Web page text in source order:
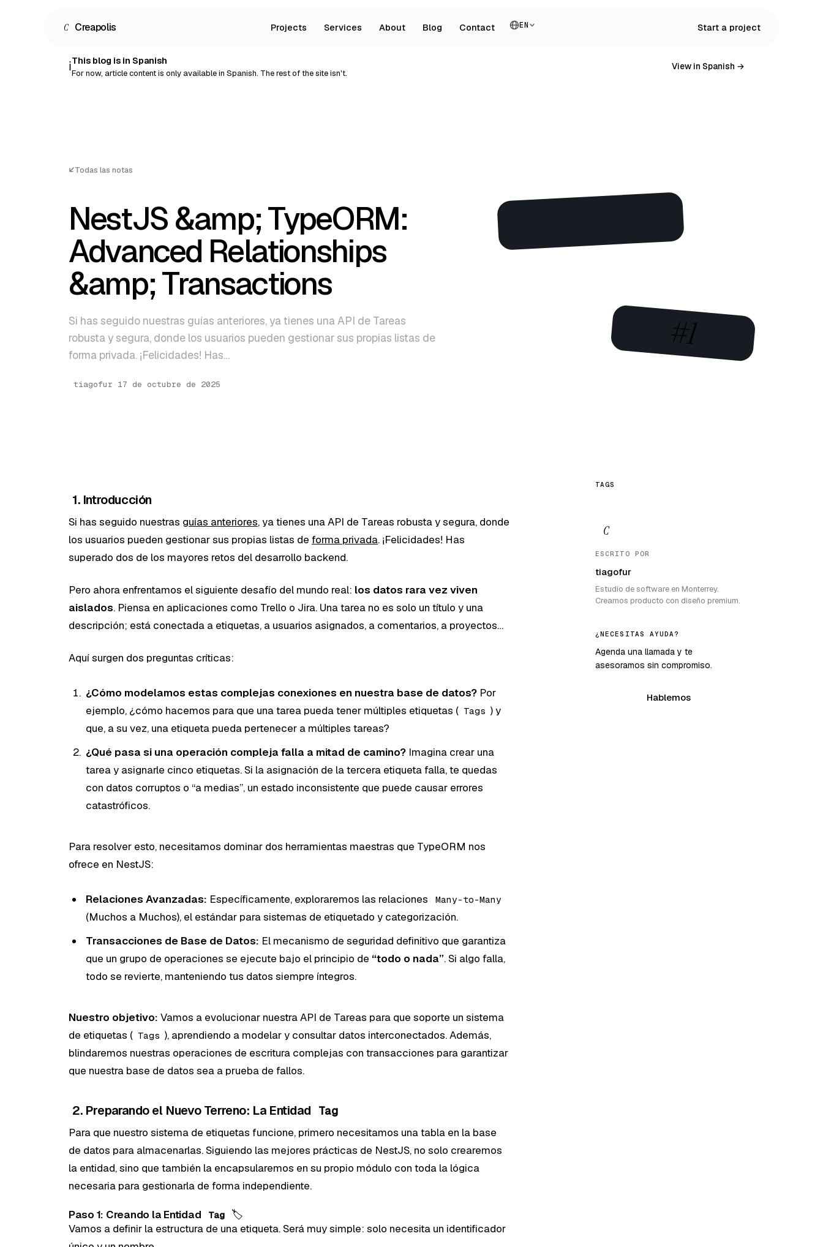
C Creapolis Projects Services About Blog Contact EN Start a project
ℹ️This blog is in Spanish
For now, article content is only available in Spanish. The rest of the site isn't.
View in Spanish →
Todas las notas
NestJS &amp; TypeORM:
Advanced Relationships
&amp; Transactions
Si has seguido nuestras guías anteriores, ya tienes una API de Tareas
robusta y segura, donde los usuarios pueden gestionar sus propias listas de
forma privada. ¡Felicidades! Has…
tiagofur · 17 de octubre de 2025
#1
1. Introducción
Si has seguido nuestras guías anteriores, ya tienes una API de Tareas robusta y segura, donde
los usuarios pueden gestionar sus propias listas de forma privada. ¡Felicidades! Has
superado dos de los mayores retos del desarrollo backend.
Pero ahora enfrentamos el siguiente desafío del mundo real: los datos rara vez viven
aislados. Piensa en aplicaciones como Trello o Jira. Una tarea no es solo un título y una
descripción; está conectada a etiquetas, a usuarios asignados, a comentarios, a proyectos…
Aquí surgen dos preguntas críticas:
¿Cómo modelamos estas complejas conexiones en nuestra base de datos? Por
ejemplo, ¿cómo hacemos para que una tarea pueda tener múltiples etiquetas ( Tags ) y
que, a su vez, una etiqueta pueda pertenecer a múltiples tareas?
¿Qué pasa si una operación compleja falla a mitad de camino? Imagina crear una
tarea y asignarle cinco etiquetas. Si la asignación de la tercera etiqueta falla, te quedas
con datos corruptos o “a medias”, un estado inconsistente que puede causar errores
catastróficos.
Para resolver esto, necesitamos dominar dos herramientas maestras que TypeORM nos
ofrece en NestJS:
Relaciones Avanzadas: Específicamente, exploraremos las relaciones Many-to-Many
(Muchos a Muchos), el estándar para sistemas de etiquetado y categorización.
Transacciones de Base de Datos: El mecanismo de seguridad definitivo que garantiza
que un grupo de operaciones se ejecute bajo el principio de “todo o nada”. Si algo falla,
todo se revierte, manteniendo tus datos siempre íntegros.
Nuestro objetivo: Vamos a evolucionar nuestra API de Tareas para que soporte un sistema
de etiquetas ( Tags ), aprendiendo a modelar y consultar datos interconectados. Además,
blindaremos nuestras operaciones de escritura complejas con transacciones para garantizar
que nuestra base de datos sea a prueba de fallos.
2. Preparando el Nuevo Terreno: La Entidad Tag
Para que nuestro sistema de etiquetas funcione, primero necesitamos una tabla en la base
de datos para almacenarlas. Siguiendo las mejores prácticas de NestJS, no solo crearemos
la entidad, sino que también la encapsularemos en su propio módulo con toda la lógica
necesaria para gestionarla de forma independiente.
Paso 1: Creando la Entidad Tag
🏷️
Vamos a definir la estructura de una etiqueta. Será muy simple: solo necesita un identificador
TAGS
C
ESCRITO POR
tiagofur
Estudio de software en Monterrey.
Creamos producto con diseño premium.
¿NECESITAS AYUDA?
Agenda una llamada y te
asesoramos sin compromiso.
Hablemos